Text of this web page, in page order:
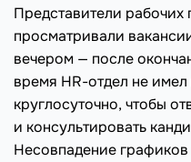
Представители рабочих
просматривали
вечером — после
время HR-отдел не
круглосуточно, чтобы
и консультировать
Несовпадение